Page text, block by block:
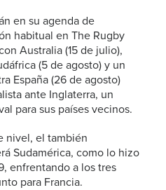
en su agenda de
habitual en The Rugby
Australia (15 de julio),
(5 de agosto) y un
España (26 de agosto)
ante Inglaterra, un
para sus países vecinos.
nivel, el también
Sudamérica, como lo hizo
enfrentando a los tres
para Francia.